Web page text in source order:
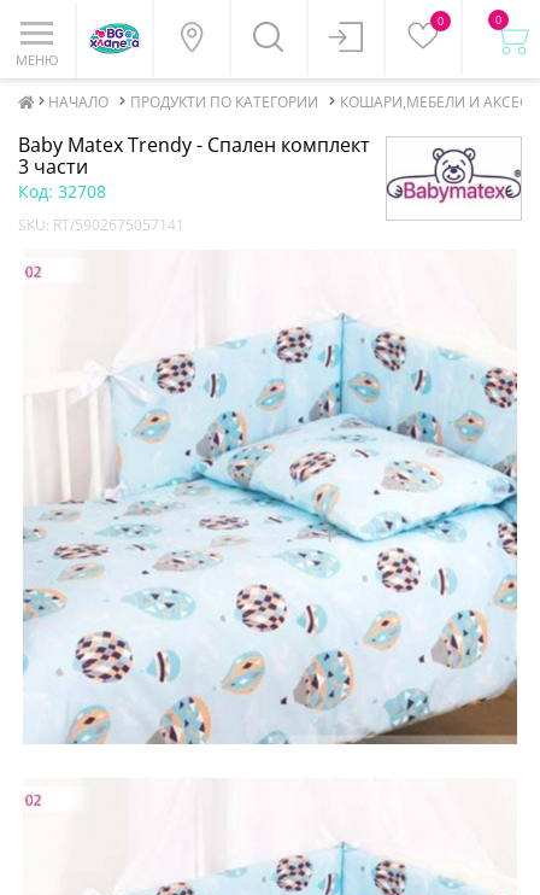
МЕНЮ
0 0
НАЧАЛО ПРОДУКТИ ПО КАТЕГОРИИ КОШАРИ,МЕБЕЛИ И
Baby Matex Trendy - Спален комплект
3 части
Код: 32708
SKU: RT/5902675057141